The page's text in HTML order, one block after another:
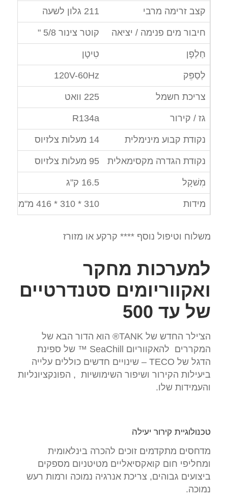
קצב זרימה מרבי 211 גלון לשעה
חיבור מים פנימה / יציאה קוטר צינור 5/8 "
חַלְפָן טִיטָן
לְסַפֵּק 120V-60Hz
צריכת חשמל 225 וואט
גז / קירור R134a
נקודת קבוע מינימלית 14 מעלות צלזיוס
נקודת הגדרה מקסימאלית 95 מעלות צלזיוס
מִשׁקָל 16.5 ק"ג
מידות 310 * 310 * 416 מ"מ
משלוח וטיפול נוסף **** קרקע או מזורז
למערכות מחקר
ואקווריומים סטנדרטיים
של עד 500
הצ'ילר החדש של TANK® הוא הדור הבא של
המקררים להאקווריום SeaChill ™ של ספינת
הדגל של TECO – שינויים חדשים כוללים עלייה
ביעילות הקירור ושיפור השימושיות , הפונקציונליות
והעמידות שלו.
טכנולוגיית קירור יעילה
מדחסים מתקדמים זוכים להכרה בינלאומית
ומחליפי חום קואקסיאליים מטיטניום מספקים
ביצועים גבוהים, צריכת אנרגיה נמוכה ורמות רעש
נמוכה.